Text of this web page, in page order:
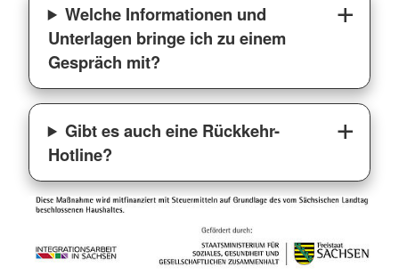
Welche Informationen und
Unterlagen bringe ich zu einem
Gespräch mit?
Gibt es auch eine Rückkehr-
Hotline?